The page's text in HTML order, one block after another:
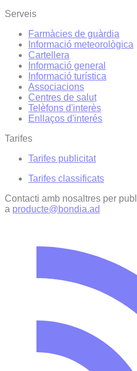
Serveis
Farmàcies de guàrdia
Informació meteorològica
Cartellera
Informació general
Informació turística
Associacions
Centres de salut
Telèfons d'interès
Enllaços d'interés
Tarifes
Tarifes publicitat
Tarifes classificats
Contacti amb nosaltres per
a producte@bondia.ad